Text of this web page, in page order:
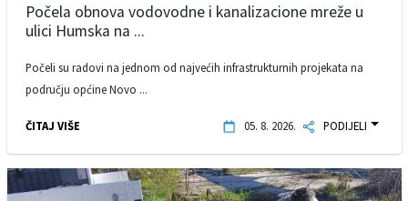
Počela obnova vodovodne i kanalizacione mreže u
ulici Humska na ...
Počeli su radovi na jednom od najvećih infrastrukturnih projekata na
području općine Novo ...
ČITAJ VIŠE 05. 8. 2026. PODIJELI